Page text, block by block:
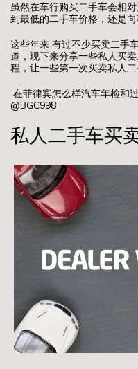
虽然在车行购买二手车会相
到最低的二手车价格，还是向
这些年来 有过不少买卖二手
道，现下来分享一些私人买
程，让一些第一次买卖私人
在菲律宾怎么样汽车年检
@BGC998
私人二手车买